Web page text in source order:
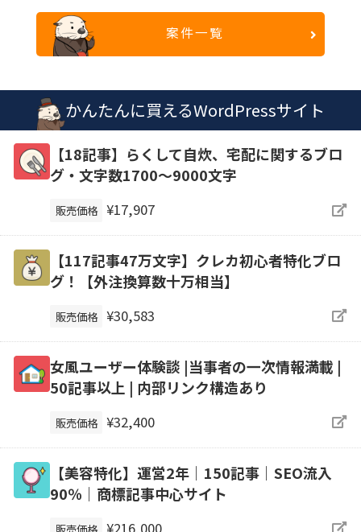
案件一覧
かんたんに買えるWordPressサイト
【18記事】らくして自炊、宅配に関するブロ
グ・文字数1700～9000文字
販売価格 ¥17,907
【117記事47万文字】クレカ初心者特化ブロ
グ！【外注換算数十万相当】
販売価格 ¥30,583
女風ユーザー体験談 |当事者の一次情報満載 |
50記事以上 | 内部リンク構造あり
販売価格 ¥32,400
【美容特化】運営2年｜150記事｜SEO流入
90％｜商標記事中心サイト
販売価格 ¥216,000